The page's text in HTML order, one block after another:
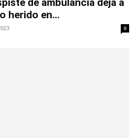
de ambulancia deja a
herido en...
0